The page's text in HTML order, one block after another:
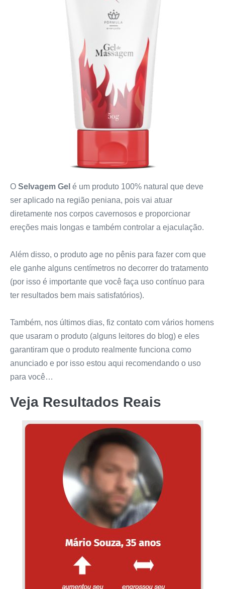
O Selvagem Gel é um produto 100% natural que deve
ser aplicado na região peniana, pois vai atuar
diretamente nos corpos cavernosos e proporcionar
ereções mais longas e também controlar a ejaculação.
Além disso, o produto age no pênis para fazer com que
ele ganhe alguns centímetros no decorrer do tratamento
(por isso é importante que você faça uso contínuo para
ter resultados bem mais satisfatórios).
Também, nos últimos dias, fiz contato com vários homens
que usaram o produto (alguns leitores do blog) e eles
garantiram que o produto realmente funciona como
anunciado e por isso estou aqui recomendando o uso
para você…
Veja Resultados Reais